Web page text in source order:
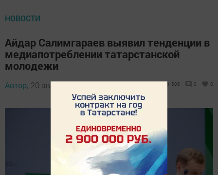
НОВОСТИ
Айдар Салимгараев выявил тенденции в
медиапотреблении татарстанской
молодежи
Автор, 20 августа 2025 - 12:00 586 0 0